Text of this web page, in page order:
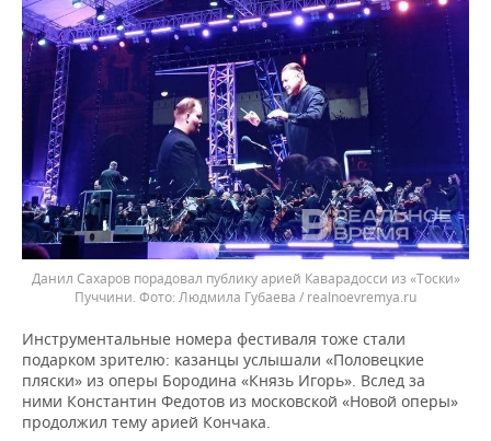
Данил Сахаров порадовал публику арией Каварадосси из «Тоски»
Пуччини.
Людмила Губаева / realnoevremya.ru
Инструментальные номера фестиваля тоже стали
подарком зрителю: казанцы услышали «Половецкие
пляски» из оперы Бородина «Князь Игорь». Вслед за
ними Константин Федотов из московской «Новой оперы»
продолжил тему арией Кончака.